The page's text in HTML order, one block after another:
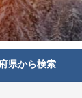
県から検索